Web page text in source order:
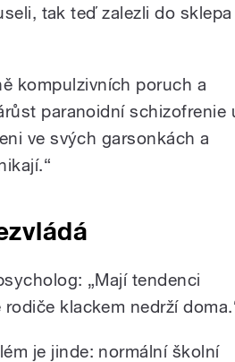
tak teď zalezli do sklepa
kompulzivních poruch a
paranoidní schizofrenie
ve svých garsonkách a
„Mají tendenci
klackem nedrží doma.
je jinde: normální školní